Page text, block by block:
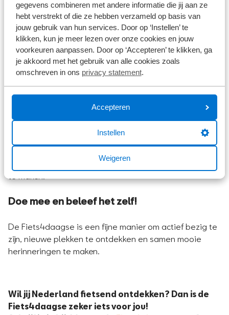
gegevens combineren met andere informatie die jij aan ze
hebt verstrekt of die ze hebben verzameld op basis van
jouw gebruik van hun services. Door op ‘Instellen’ te
klikken, kun je meer lezen over onze cookies en jouw
voorkeuren aanpassen. Door op ‘Accepteren’ te klikken, ga
je akkoord met het gebruik van alle cookies zoals
omschreven in ons privacy statement.
Accepteren
Instellen
Weigeren
Is jouw fiets er klaar voor?
Het is verstandig om goed voorbereid aan de start van
een Fiets4daagse te verschijnen. Het meest belangrijk
is een goed onderhouden fiets. Heb je zin om mee te
doen, maar moet je fiets nog nagekeken worden? Maak
drinken mee te nemen plus natuurlijk je goede humeur!
of leuke verrassingen onderweg, om het extra feestelijk
Doe mee en beleef het zelf!
De Fiets4daagse is een fijne manier om actief bezig te
zijn, nieuwe plekken te ontdekken en samen mooie
herinneringen te maken.
Wil jij Nederland fietsend ontdekken? Dan is de
Fiets4daagse zeker iets voor jou!